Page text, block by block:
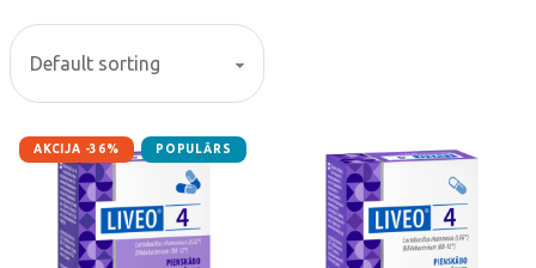
AKCIJA -36% POPULĀRS